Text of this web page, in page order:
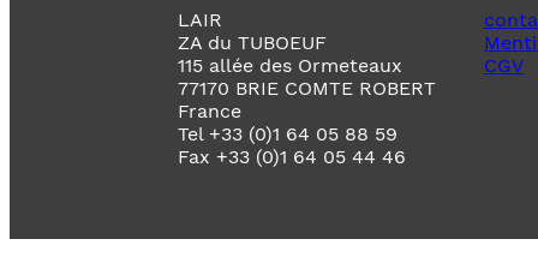
LAIR
ZA du TUBOEUF
115 allée des Ormeteaux
77170 BRIE COMTE ROBERT
France
Tel +33 (0)1 64 05 88 59
Fax +33 (0)1 64 05 44 46
CGV